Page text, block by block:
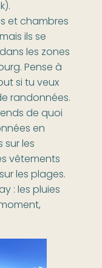
et chambres
ils se
les zones
Pense à
si tu veux
randonnées.
de quoi
en
les
vêtements
les plages.
: les pluies